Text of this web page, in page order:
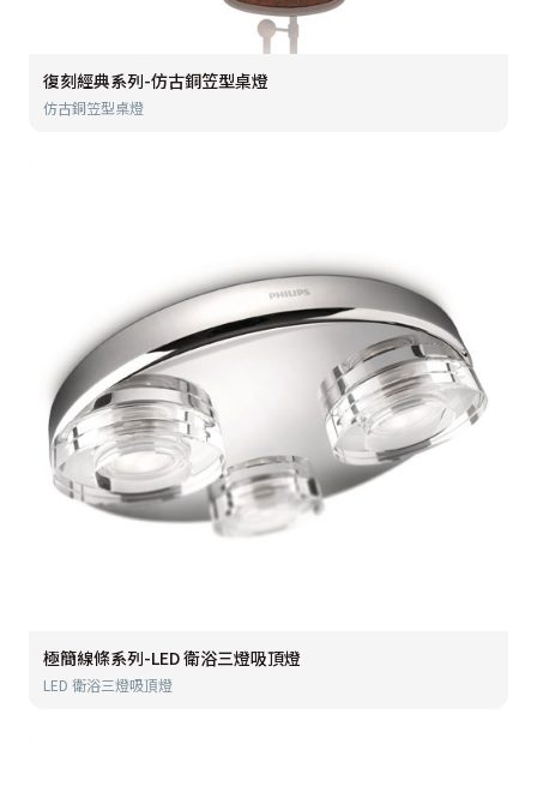
復刻經典系列-仿古銅笠型桌燈
仿古銅笠型桌燈
極簡線條系列-LED 衛浴三燈吸頂燈
LED 衛浴三燈吸頂燈